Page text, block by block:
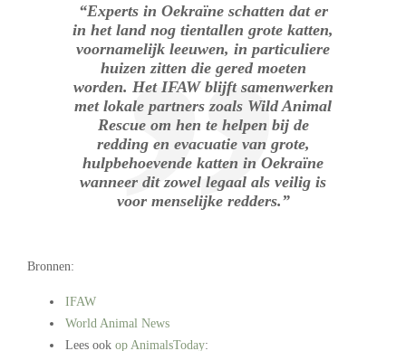
“Experts in Oekraïne schatten dat er
in het land nog tientallen grote katten,
voornamelijk leeuwen, in particuliere
huizen zitten die gered moeten
worden. Het IFAW blijft samenwerken
met lokale partners zoals Wild Animal
Rescue om hen te helpen bij de
redding en evacuatie van grote,
hulpbehoevende katten in Oekraïne
wanneer dit zowel legaal als veilig is
voor menselijke redders.”
Bronnen:
IFAW
World Animal News
Lees ook op AnimalsToday: